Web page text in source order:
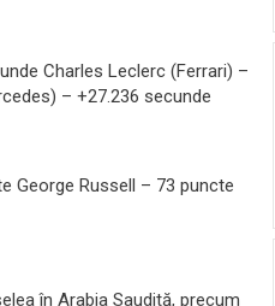
Charles Leclerc (Ferrari) –
– +27.236 secunde
George Russell – 73 puncte
în Arabia Saudită, precum